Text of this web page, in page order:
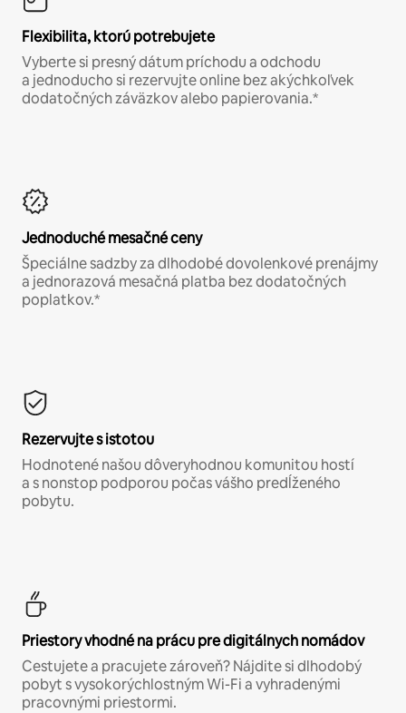
Flexibilita, ktorú potrebujete
Vyberte si presný dátum príchodu a odchodu
a jednoducho si rezervujte online bez akýchkoľvek
dodatočných záväzkov alebo papierovania.*
Jednoduché mesačné ceny
Špeciálne sadzby za dlhodobé dovolenkové prenájmy
a jednorazová mesačná platba bez dodatočných
poplatkov.*
Rezervujte s istotou
Hodnotené našou dôveryhodnou komunitou hostí
a s nonstop podporou počas vášho predĺženého
pobytu.
Priestory vhodné na prácu pre digitálnych nomádov
Cestujete a pracujete zároveň? Nájdite si dlhodobý
pobyt s vysokorýchlostným Wi-Fi a vyhradenými
pracovnými priestormi.